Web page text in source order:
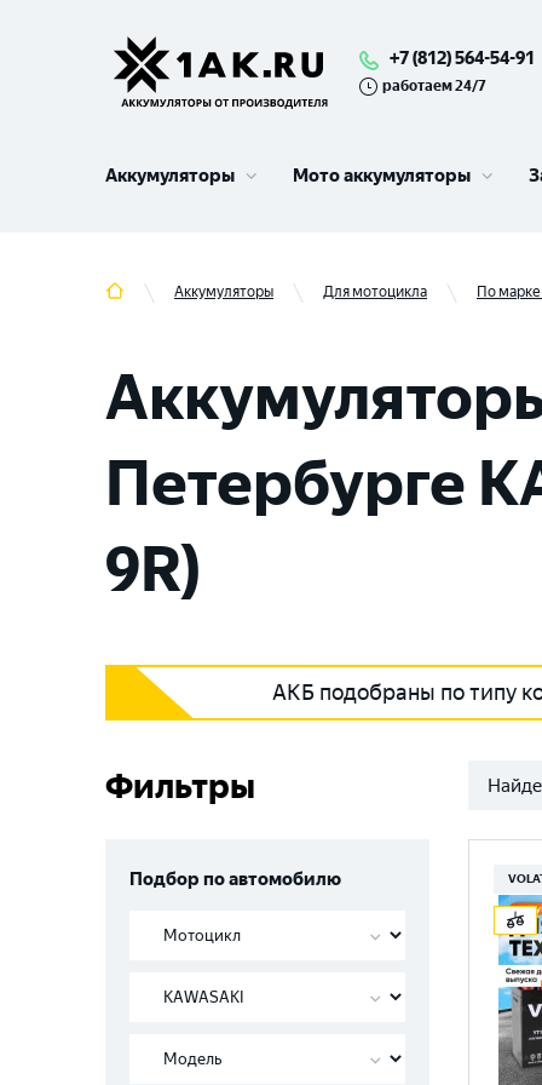
+7 (812) 564-54-91
работаем 24/7
Аккумуляторы Мото аккумуляторы
Аккумуляторы Для мотоцикла По
Петербурге
9R)
АКБ подобраны по типу
Фильтры
Подбор по автомобилю